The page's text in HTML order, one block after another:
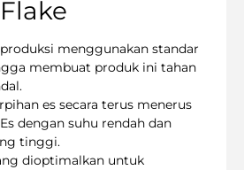
menggunakan standar
membuat produk ini tahan
es secara terus menerus
dengan suhu rendah dan
tinggi.
dioptimalkan untuk